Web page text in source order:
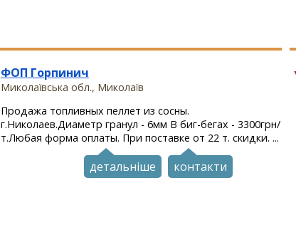
ФОП Горпинич
Миколаївська обл., Миколаїв
Продажа топливных пеллет из сосны.
г.Николаев.Диаметр гранул - 6мм В биг-бегах - 3300грн/
т.Любая форма оплаты. При поставке от 22 т. скидки. ...
детальніше контакти